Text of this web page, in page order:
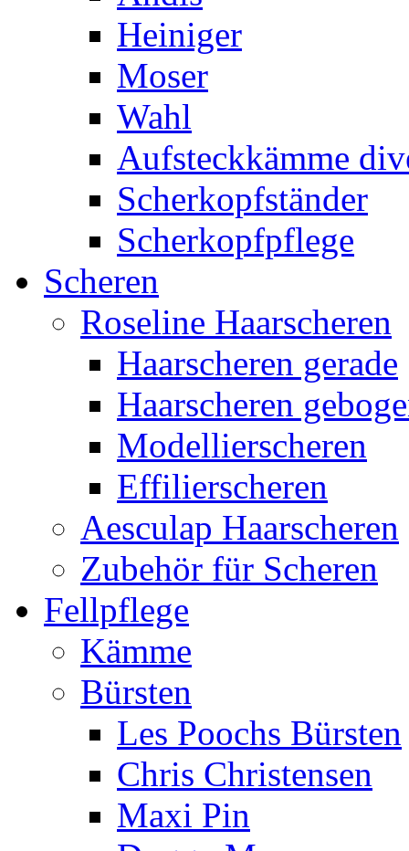
Heiniger
Moser
Wahl
Aufsteckkämme
Scherkopfständer
Scherkopfpflege
Scheren
Roseline Haarscheren
Haarscheren gerade
Haarscheren
Modellierscheren
Effilierscheren
Aesculap Haarscheren
Zubehör für Scheren
Fellpflege
Kämme
Bürsten
Les Poochs Bürsten
Chris Christensen
Maxi Pin